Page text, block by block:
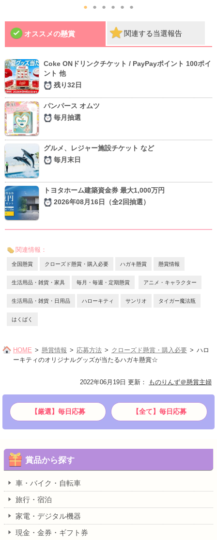
● ● ● ● ● ●
オススメの懸賞 関連する当選報告
Coke ONドリンクチケット / PayPayポイント 100ポイ
ント 他
残り32日
パンパース オムツ
毎月抽選
グルメ、レジャー施設チケット など
毎月末日
トヨタホーム建築資金券 最大1,000万円
2026年08月16日（全2回抽選）
関連情報：
全国懸賞 クローズド懸賞・購入必要 ハガキ懸賞 懸賞情報
生活用品・雑貨・家具 毎月・毎週・定期懸賞 アニメ・キャラクター
生活用品・雑貨・日用品 ハローキティ サンリオ タイガー魔法瓶
はくばく
HOME 懸賞情報 応募方法 クローズド懸賞・購入必要
ハロ
ーキティのオリジナルグッズが当たるハガキ懸賞☆
2022年06月19日 更新 ： ものりんず＠懸賞主婦
【厳選】毎日応募 【全て】毎日応募
賞品から探す
車・バイク・自転車
旅行・宿泊
家電・デジタル機器
現金・金券・ギフト券